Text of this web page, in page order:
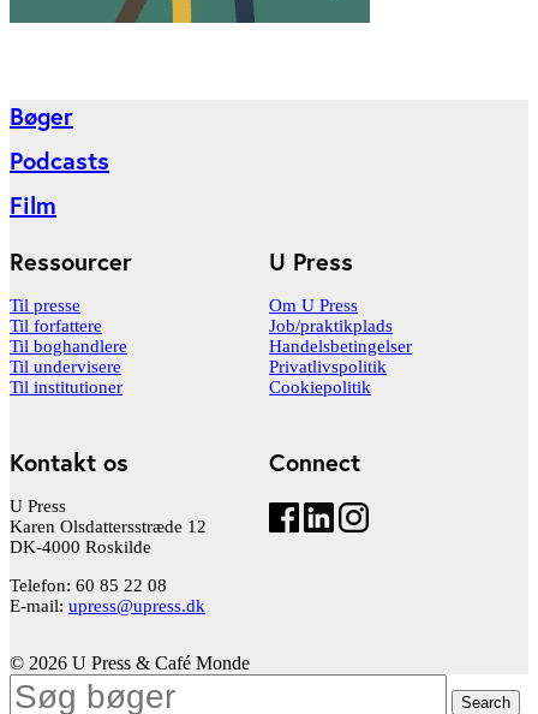
Bøger
Podcasts
Film
U Press
Om U Press
Job/praktikplads
Handelsbetingelser
Privatlivspolitik
Cookiepolitik
Ressourcer
Til presse
Til forfattere
Til boghandlere
Til undervisere
Til institutioner
Connect
Kontakt os
U Press
Karen Olsdattersstræde 12
DK-4000 Roskilde
Telefon: 60 85 22 08
E-mail: upress@upress.dk
© 2026 U Press & Café Monde
Search